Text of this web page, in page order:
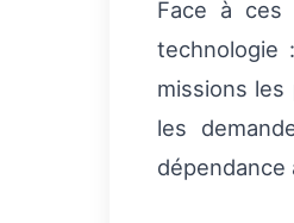
Face à ces
technologie
missions
les